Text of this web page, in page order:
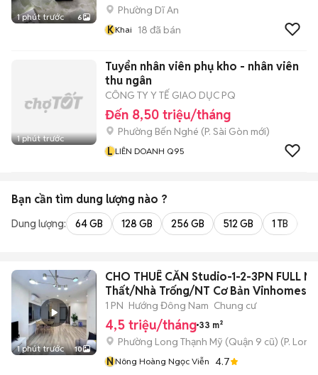
1 phút trước 6
Phường Dĩ An
KKhai 18 đã bán
1 phút trước
Tuyển nhân viên phụ kho - nhân viên
thu ngân
CÔNG TY Y TẾ GIAO DỤC PQ
Đến 8,50 triệu/tháng
Phường Bến Nghé (P. Sài Gòn mới)
L LIÊN DOANH Q95
Bạn cần tìm dung lượng nào ?
Dung lượng: 64 GB 128 GB 256 GB 512 GB 1 TB
1 phút trước 10
CHO THUÊ CĂN Studio-1-2-3PN FULL
Thất/Nhà Trống/NT Cơ Bản Vinhomes
1 PN Hướng Đông Nam Chung cư
4,5 triệu/tháng 33 m²
Phường Long Thạnh Mỹ (Quận 9 cũ) (P.
NNông Hoàng Ngọc Viễn 4.7